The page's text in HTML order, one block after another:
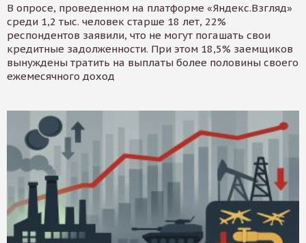
В опросе, проведенном на платформе «Яндекс.Взгляд»
среди 1,2 тыс. человек старше 18 лет, 22%
респондентов заявили, что не могут погашать свои
кредитные задолженности. При этом 18,5% заемщиков
вынуждены тратить на выплаты более половины своего
ежемесячного доход